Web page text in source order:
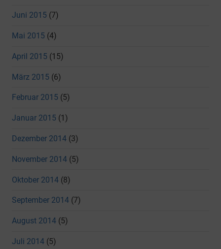
Juni 2015 (7)
Mai 2015 (4)
April 2015 (15)
März 2015 (6)
Februar 2015 (5)
Januar 2015 (1)
Dezember 2014 (3)
November 2014 (5)
Oktober 2014 (8)
September 2014 (7)
August 2014 (5)
Juli 2014 (5)